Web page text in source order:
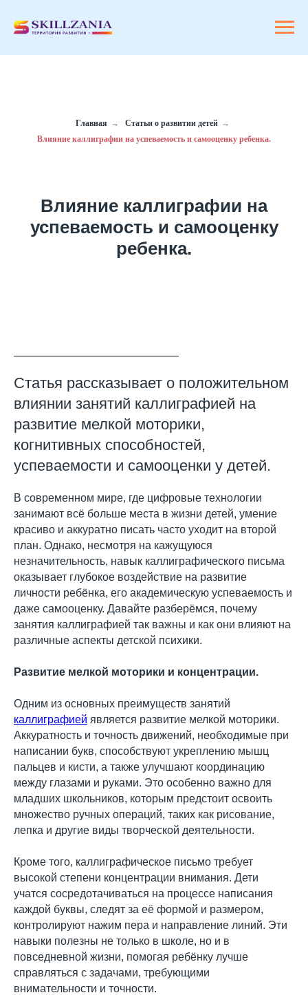
Главная → Статьи о развитии детей →
Влияние каллиграфии на успеваемость и самооценку ребенка.
Влияние каллиграфии на
успеваемость и самооценку
ребенка.
Статья рассказывает о положительном
влиянии занятий каллиграфией на
развитие мелкой моторики,
когнитивных способностей,
успеваемости и самооценки у детей.
В современном мире, где цифровые технологии
занимают всё больше места в жизни детей, умение
красиво и аккуратно писать часто уходит на второй
план. Однако, несмотря на кажущуюся
незначительность, навык каллиграфического письма
оказывает глубокое воздействие на развитие
личности ребёнка, его академическую успеваемость и
даже самооценку. Давайте разберёмся, почему
занятия каллиграфией так важны и как они влияют на
различные аспекты детской психики.
Развитие мелкой моторики и концентрации.
Одним из основных преимуществ занятий
каллиграфией является развитие мелкой моторики.
Аккуратность и точность движений, необходимые при
написании букв, способствуют укреплению мышц
пальцев и кисти, а также улучшают координацию
между глазами и руками. Это особенно важно для
младших школьников, которым предстоит освоить
множество ручных операций, таких как рисование,
лепка и другие виды творческой деятельности.
Кроме того, каллиграфическое письмо требует
высокой степени концентрации внимания. Дети
учатся сосредотачиваться на процессе написания
каждой буквы, следят за её формой и размером,
контролируют нажим пера и направление линий. Эти
навыки полезны не только в школе, но и в
повседневной жизни, помогая ребёнку лучше
справляться с задачами, требующими
внимательности и точности.